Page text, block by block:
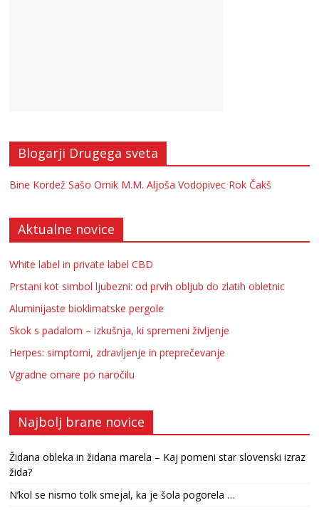
Blogarji Drugega sveta
Bine Kordež Sašo Ornik M.M. Aljoša Vodopivec Rok Čakš
Aktualne novice
White label in private label CBD
Prstani kot simbol ljubezni: od prvih obljub do zlatih obletnic
Aluminijaste bioklimatske pergole
Skok s padalom – izkušnja, ki spremeni življenje
Herpes: simptomi, zdravljenje in preprečevanje
Vgradne omare po naročilu
Najbolj brane novice
Židana obleka in židana marela – Kaj pomeni star slovenski izraz
žida?
N’kol se nismo tolk smejal, ka je šola pogorela …